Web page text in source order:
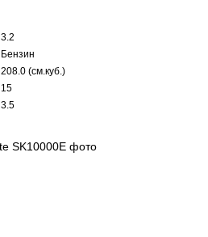
3.2
Бензин
208.0 (см.куб.)
15
3.5